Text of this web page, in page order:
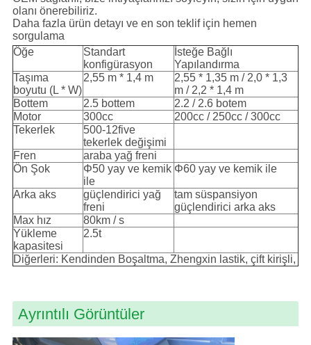
olanı önerebiliriz.
Daha fazla ürün detayı ve en son teklif için hemen
sorgulama
Öğe
Standart
konfigürasyon
İsteğe Bağlı
Yapılandırma
Taşıma
boyutu (L * W)
2,55 m * 1,4 m
2,55 * 1,35 m / 2,0 * 1,3
m / 2,2 * 1,4 m
Bottem
2.5 bottem
2.2 / 2.6 botem
Motor
300cc
200cc / 250cc / 300cc
Tekerlek
500-12five
tekerlek değişimi
Fren
araba yağ freni
Ön Şok
Φ50 yay ve kemik
ile
Φ60 yay ve kemik ile
Arka aks
güçlendirici yağ
freni
tam süspansiyon
güçlendirici arka aks
Max hız
80km / s
Yükleme
kapasitesi
2.5t
Diğerleri: Kendinden Boşaltma, Zhengxin lastik, çift kirişli,
Ayrıntılı Görüntüler